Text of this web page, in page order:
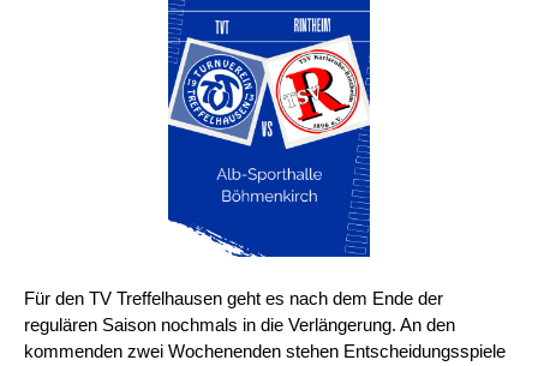
Für den TV Treffelhausen geht es nach dem Ende der
regulären Saison nochmals in die Verlängerung. An den
kommenden zwei Wochenenden stehen Entscheidungsspiele